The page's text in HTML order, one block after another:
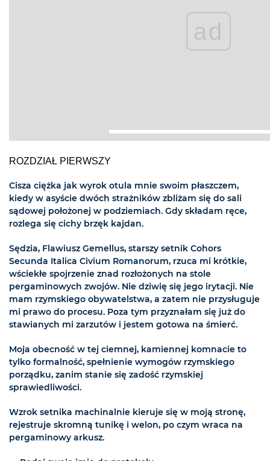
ad
ROZDZIAŁ PIERWSZY
Cisza ciężka jak wyrok otula mnie swoim płaszczem,
kiedy w asyście dwóch strażników zbliżam się do sali
sądowej położonej w podziemiach. Gdy składam ręce,
rozlega się cichy brzęk kajdan.
Sędzia, Flawiusz Gemellus, starszy setnik Cohors
Secunda Italica Civium Romanorum, rzuca mi krótkie,
wściekłe spojrzenie znad rozłożonych na stole
pergaminowych zwojów. Nie dziwię się jego irytacji. Nie
mam rzymskiego obywatelstwa, a zatem nie przysługuje
mi prawo do procesu. Poza tym przyznałam się już do
stawianych mi zarzutów i jestem gotowa na śmierć.
Moja obecność w tej ciemnej, kamiennej komnacie to
tylko formalność, spełnienie wymogów rzymskiego
porządku, zanim stanie się zadość rzymskiej
sprawiedliwości.
Wzrok setnika machinalnie kieruje się w moją stronę,
rejestruje skromną tunikę i welon, po czym wraca na
pergaminowy arkusz.